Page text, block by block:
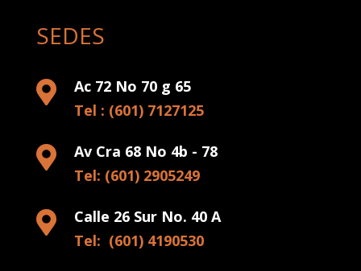
SEDES

Ac 72 No 70 g 65
Tel : (601) 7127125

Av Cra 68 No 4b - 78
Tel: (601) 2905249

Calle 26 Sur No. 40 A
Tel: (601) 4190530